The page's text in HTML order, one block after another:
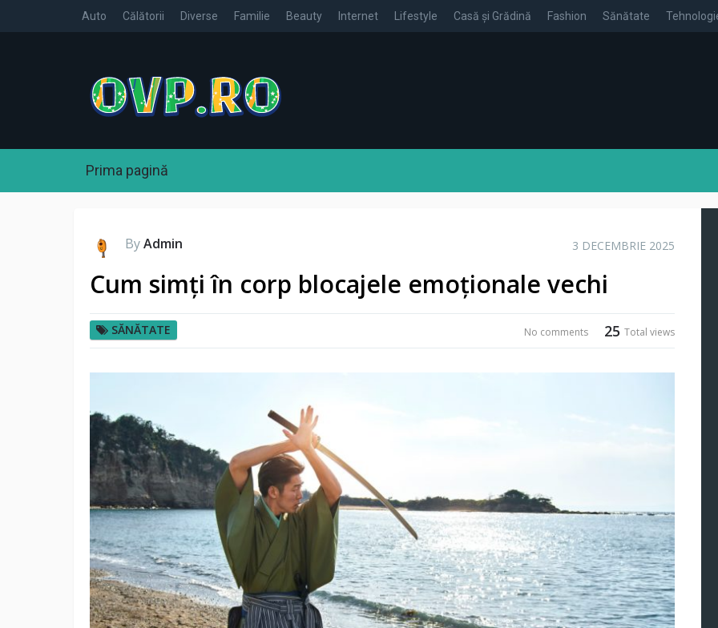
Auto Călătorii Diverse Familie Beauty Internet Lifestyle Casă și Grădină Fashion Sănătate
Prima pagină
ByAdmin 3 DECEMBRIE 2025
Cum simți în corp blocajele emoționale vechi
SĂNĂTATE 25 Total views
No comments